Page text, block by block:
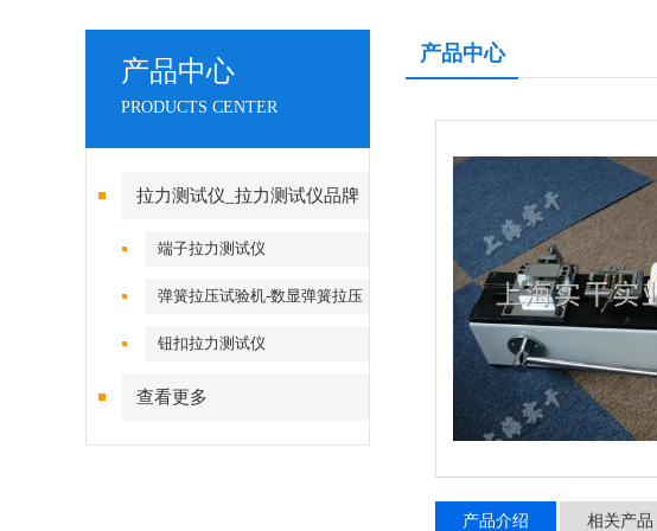
产品中心
PRODUCTS CENTER
拉力测试仪_拉力测试仪品牌
端子拉力测试仪
弹簧拉压试验机-数显弹簧拉压
试验机
钮扣拉力测试仪
查看更多
产品中心
产品介绍 相关产品